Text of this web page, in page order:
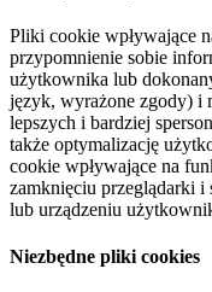
Pliki cookie wpływające
przypomnienie sobie
użytkownika lub
język, wyrażone zgody) i
lepszych i bardziej
także optymalizację
cookie wpływające na
zamknięciu przeglądarki i
lub urządzeniu
Niezbędne pliki cookies